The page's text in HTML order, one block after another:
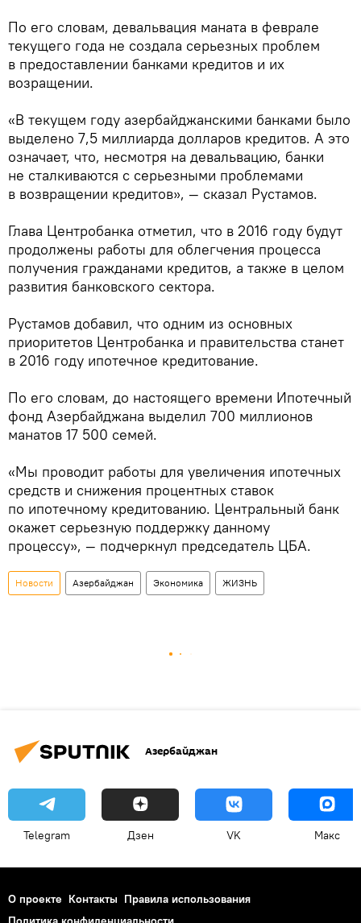
По его словам, девальвация маната в феврале
текущего года не создала серьезных проблем
в предоставлении банками кредитов и их
возращении.
«В текущем году азербайджанскими банками было
выделено 7,5 миллиарда долларов кредитов. А это
означает, что, несмотря на девальвацию, банки
не сталкиваются с серьезными проблемами
в возвращении кредитов», — сказал Рустамов.
Глава Центробанка отметил, что в 2016 году будут
продолжены работы для облегчения процесса
получения гражданами кредитов, а также в целом
развития банковского сектора.
Рустамов добавил, что одним из основных
приоритетов Центробанка и правительства станет
в 2016 году ипотечное кредитование.
По его словам, до настоящего времени Ипотечный
фонд Азербайджана выделил 700 миллионов
манатов 17 500 семей.
«Мы проводит работы для увеличения ипотечных
средств и снижения процентных ставок
по ипотечному кредитованию. Центральный банк
окажет серьезную поддержку данному
процессу», — подчеркнул председатель ЦБА.
Новости Азербайджан Экономика ЖИЗНЬ
Азербайджан
Telegram Дзен VK Макс
О проекте Контакты Правила использования